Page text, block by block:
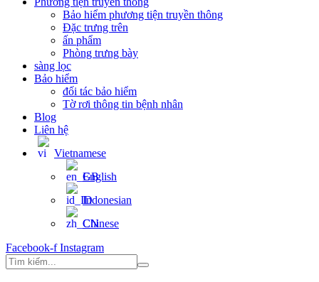
Bảo hiểm phương tiện truyền thông
Đặc trưng trên
ấn phẩm
Phòng trưng bày
sàng lọc
Bảo hiểm
đối tác bảo hiểm
Tờ rơi thông tin bệnh nhân
Blog
Liên hệ
Vietnamese
English
Indonesian
Chinese
Facebook-f Instagram